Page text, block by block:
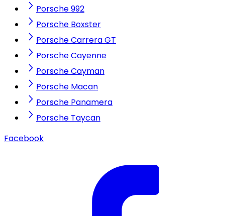
Porsche 992
Porsche Boxster
Porsche Carrera GT
Porsche Cayenne
Porsche Cayman
Porsche Macan
Porsche Panamera
Porsche Taycan
Facebook